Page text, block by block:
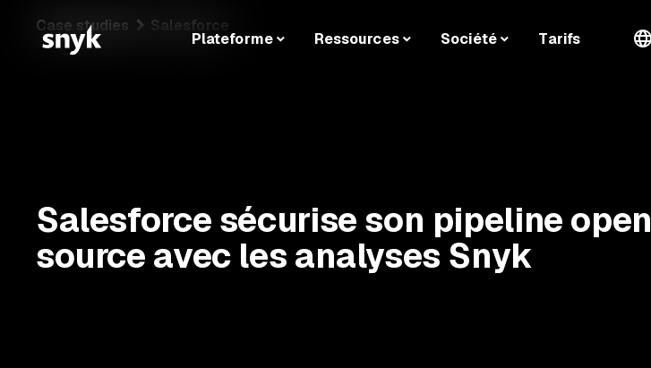
Plateforme Ressources Société Tarifs
Case studies Salesforce
Salesforce sécurise son pipeline open
source avec les analyses Snyk